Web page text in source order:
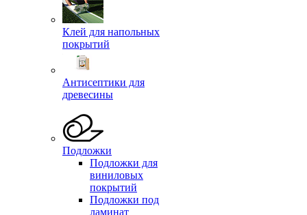
Клей для напольных
покрытий
Антисептики для
древесины
Подложки
Подложки для
виниловых
покрытий
Подложки под
ламинат